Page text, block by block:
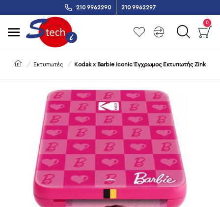
210 9962290 210 9962297
0
Εκτυπωτές Kodak x Barbie Iconic Έγχρωμoς Εκτυπωτής Zink